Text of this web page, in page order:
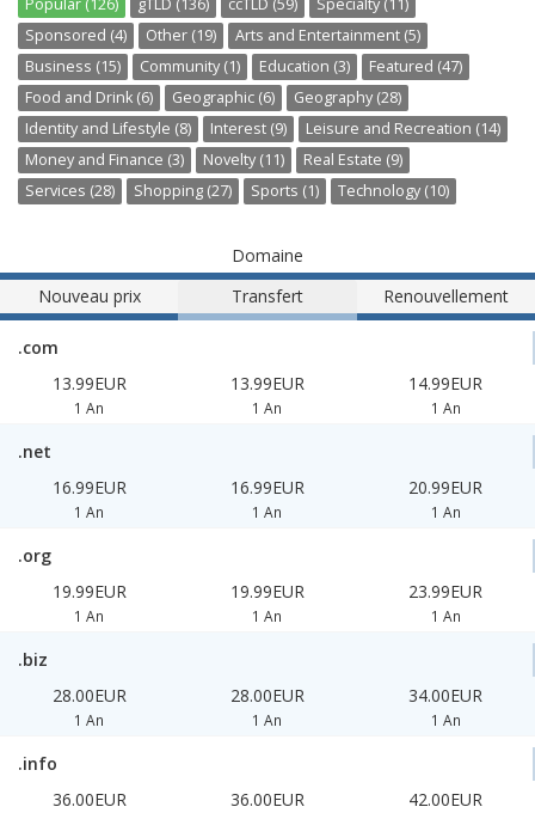
Popular (126) gTLD (136) ccTLD (59)
Specialty (11)
Sponsored (4)
Other (19)
Arts and Entertainment (5)
Business (15)
Community (1) Education (3)
Featured (47)
Food and Drink (6)
Geographic (6)
Geography (28)
Identity and Lifestyle (8)
Interest (9)
Leisure and Recreation (14)
Money and Finance (3)
Novelty (11)
Real Estate (9)
Services (28)
Shopping (27) Sports (1) Technology (10)
Domaine
Nouveau prix
Transfert Renouvellement
.com
13.99EUR
1 An
13.99EUR
1 An
14.99EUR
1 An
.net
16.99EUR
1 An
16.99EUR
1 An
20.99EUR
1 An
.org
19.99EUR
1 An
19.99EUR
1 An
23.99EUR
1 An
.biz
28.00EUR
1 An
28.00EUR
1 An
34.00EUR
1 An
.info
36.00EUR
36.00EUR 42.00EUR